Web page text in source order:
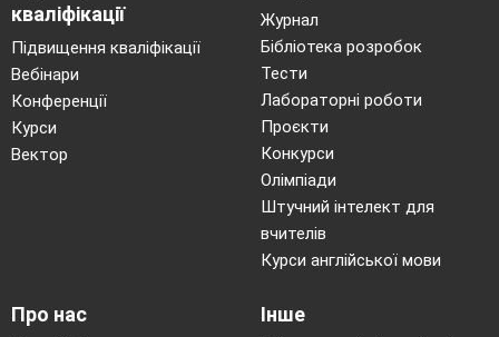
кваліфікації
Підвищення кваліфікації
Вебінари
Конференції
Курси
Вектор
Журнал
Бібліотека розробок
Тести
Лабораторні роботи
Проєкти
Конкурси
Олімпіади
Штучний інтелект для
вчителів
Курси англійської мови
Про нас Інше